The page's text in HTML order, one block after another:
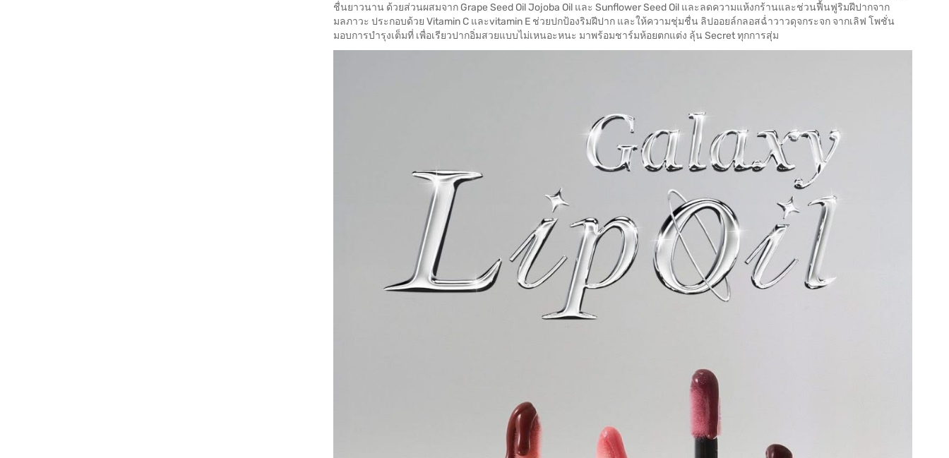
ชื่นยาวนาน ด้วยส่วนผสมจาก Grape Seed Oil Jojoba Oil และ Sunflower Seed Oil และลดความแห้งกร้านและช่วนฟื้นฟูริมฝีปากจาก
มลภาวะ ประกอบด้วย Vitamin C และvitamin E ช่วยปกป้องริมฝีปาก และให้ความชุ่มชื่น ลิปออยล์กลอสฉ่ำวาวดุจกระจก จากเลิฟ โพชั่น
มอบการบำรุงเต็มที่ เพื่อเรียวปากอิ่มสวยแบบไม่เหนอะหนะ มาพร้อมชาร์มห้อยตกแต่ง ลุ้น Secret ทุกการสุ่ม